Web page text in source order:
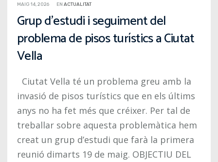
MAIG 14, 2026 EN ACTUALITAT
Grup d’estudi i seguiment del
problema de pisos turístics a Ciutat
Vella
Ciutat Vella té un problema greu amb la
invasió de pisos turístics que en els últims
anys no ha fet més que créixer. Per tal de
treballar sobre aquesta problemàtica hem
creat un grup d’estudi que farà la primera
reunió dimarts 19 de maig. OBJECTIU DEL